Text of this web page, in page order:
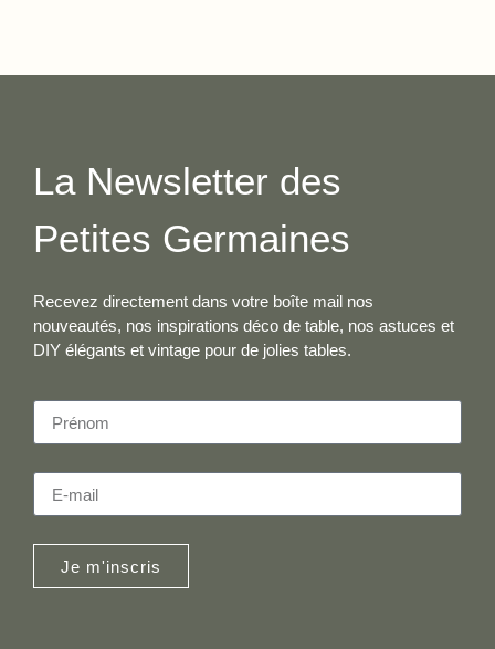
La Newsletter des
Petites Germaines
Recevez directement dans votre boîte mail nos
nouveautés, nos inspirations déco de table, nos astuces et
DIY élégants et vintage pour de jolies tables.
Je m'inscris